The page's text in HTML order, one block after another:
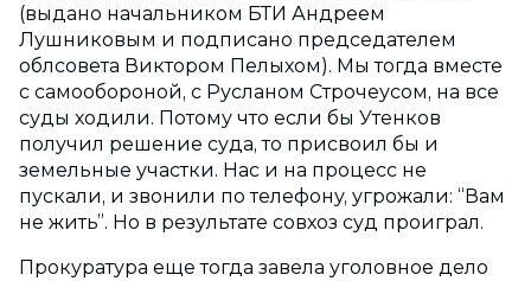
(выдано начальником БТИ Андреем
Лушниковым и подписано председателем
облсовета Виктором Пелыхом). Мы тогда вместе
с самообороной, с Русланом Строчеусом, на все
суды ходили. Потому что если бы Утенков
получил решение суда, то присвоил бы и
земельные участки. Нас и на процесс не
пускали, и звонили по телефону, угрожали: “Вам
не жить”. Но в результате совхоз суд проиграл.
Прокуратура еще тогда завела уголовное дело